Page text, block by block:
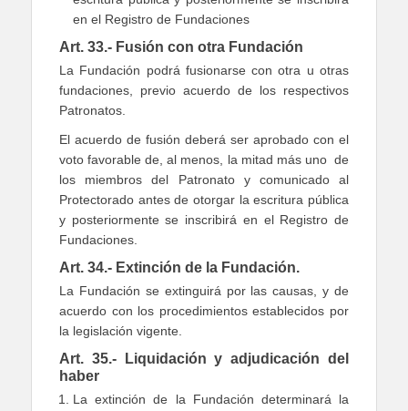
en el Registro de Fundaciones
Art. 33.- Fusión con otra Fundación
La Fundación podrá fusionarse con otra u otras
fundaciones, previo acuerdo de los respectivos
Patronatos.
El acuerdo de fusión deberá ser aprobado con el
voto favorable de, al menos, la mitad más uno de
los miembros del Patronato y comunicado al
Protectorado antes de otorgar la escritura pública
y posteriormente se inscribirá en el Registro de
Fundaciones.
Art. 34.- Extinción de la Fundación.
La Fundación se extinguirá por las causas, y de
acuerdo con los procedimientos establecidos por
la legislación vigente.
Art. 35.- Liquidación y adjudicación del
haber
La extinción de la Fundación determinará la